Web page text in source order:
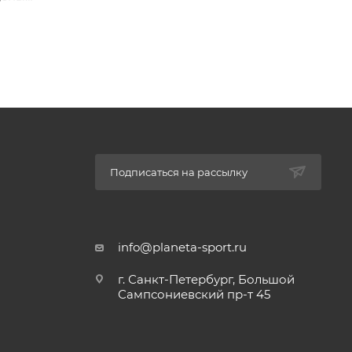
Подписаться на рассылку
info@planeta-sport.ru
г. Санкт-Петербург, Большой
Сампсониевский пр-т 45